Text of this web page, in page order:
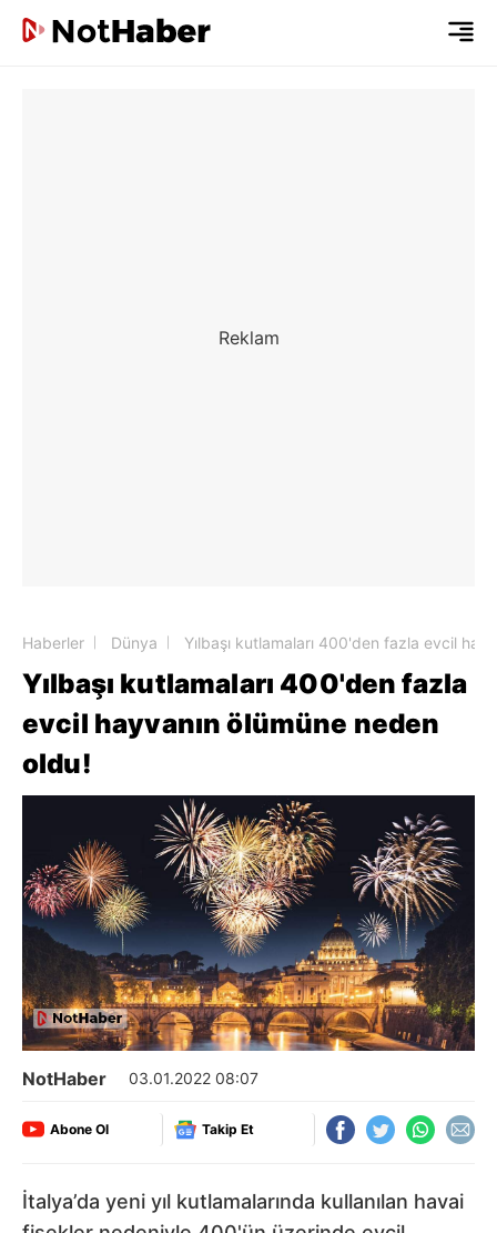
Haberler Dünya Yılbaşı kutlamaları 400'den fazla evcil
Yılbaşı kutlamaları 400'den fazla
evcil hayvanın ölümüne neden
oldu!
NotHaber 03.01.2022 08:07
Abone Ol Takip Et
İtalya’da yeni yıl kutlamalarında kullanılan havai